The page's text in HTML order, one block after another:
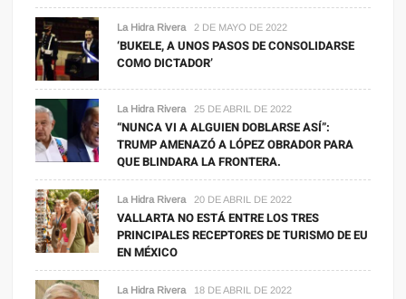
La Hidra Rivera 2 DE MAYO DE 2022
‘BUKELE, A UNOS PASOS DE CONSOLIDARSE
COMO DICTADOR’
La Hidra Rivera 25 DE ABRIL DE 2022
“NUNCA VI A ALGUIEN DOBLARSE ASÍ”:
TRUMP AMENAZÓ A LÓPEZ OBRADOR PARA
QUE BLINDARA LA FRONTERA.
La Hidra Rivera 20 DE ABRIL DE 2022
VALLARTA NO ESTÁ ENTRE LOS TRES
PRINCIPALES RECEPTORES DE TURISMO DE EU
EN MÉXICO
La Hidra Rivera 18 DE ABRIL DE 2022